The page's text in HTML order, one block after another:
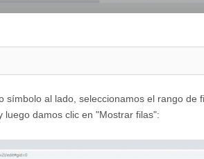
símbolo al lado, seleccionamos el rango de
damos clic en "Mostrar filas":